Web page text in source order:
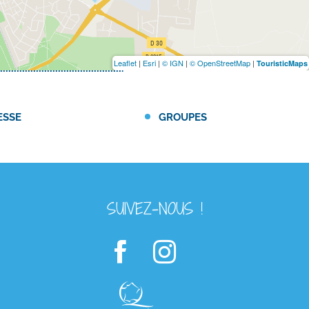
Leaflet | Esri | © IGN | © OpenStreetMap | TouristicMaps
GROUPES
SUIVEZ-NOUS !